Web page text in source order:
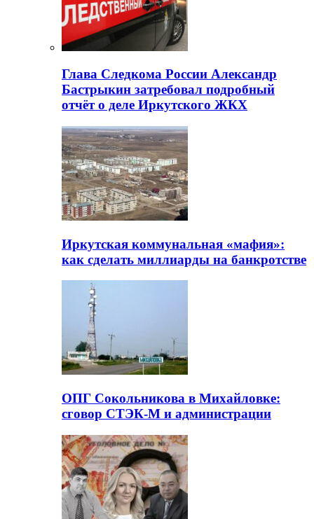
Глава Следкома России Александр
Бастрыкин затребовал подробный
отчёт о деле Иркутского ЖКХ
Иркутская коммунальная «мафия»:
как сделать миллиарды на банкротстве
ОПГ Сокольникова в Михайловке:
сговор СТЭК-М и администрации